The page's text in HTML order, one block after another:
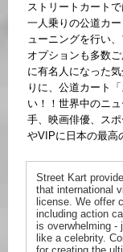
ストリートカート
一人乗りの公道カ
ューニングを行い
オプションも多数
に有名人になった
りに、公道カート
い！！世界中のニ
手、映画俳優、ス
やVIPに日本の最高
Street Kart
that international
license. We offer
including action
is overwhelming -
like a celebrity.